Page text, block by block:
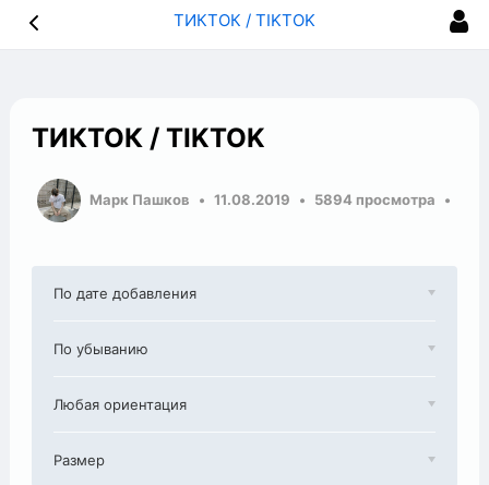
ТИКТОК / TIKTOK
ТИКТОК / TIKTOK
Марк Пашков 11.08.2019 5894 просмотра
По дате добавления
По убыванию
Любая ориентация
Размер